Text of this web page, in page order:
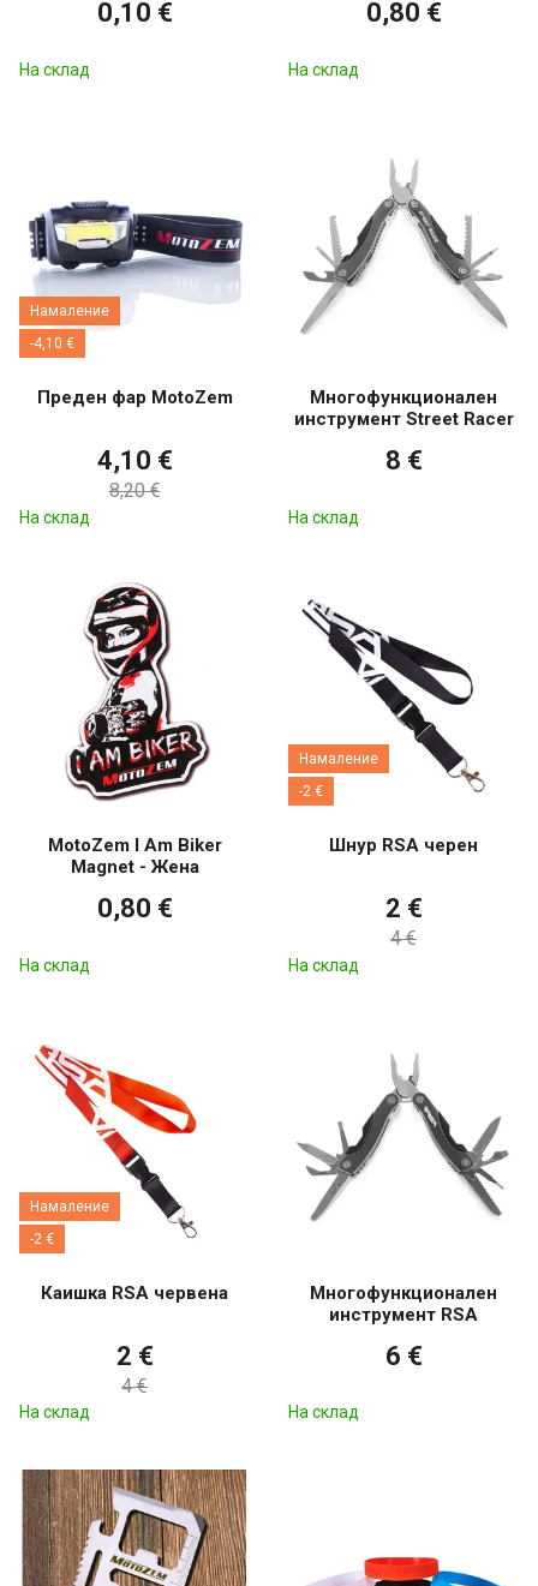
0,10 €
На склад
0,80 €
На склад
Намаление
-4,10 €
Преден фар MotoZem
4,10 €
8,20 €
На склад
Многофункционален
инструмент Street Racer
8 €
На склад
MotoZem I Am Biker
Magnet - Жена
0,80 €
На склад
Намаление
-2 €
Шнур RSA черен
2 €
4 €
На склад
Намаление
-2 €
Каишка RSA червена
2 €
4 €
На склад
Многофункционален
инструмент RSA
6 €
На склад